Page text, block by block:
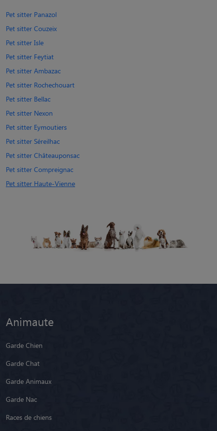
Pet sitter Panazol
Pet sitter Couzeix
Pet sitter Isle
Pet sitter Feytiat
Pet sitter Ambazac
Pet sitter Rochechouart
Pet sitter Bellac
Pet sitter Nexon
Pet sitter Eymoutiers
Pet sitter Séreilhac
Pet sitter Châteauponsac
Pet sitter Compreignac
Pet sitter Haute-Vienne
Animaute
Garde Chien
Garde Chat
Garde Animaux
Garde Nac
Races de chiens